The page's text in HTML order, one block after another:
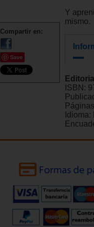
Compartir en:
Save
Y
mismo.
ISBN:
Idioma: